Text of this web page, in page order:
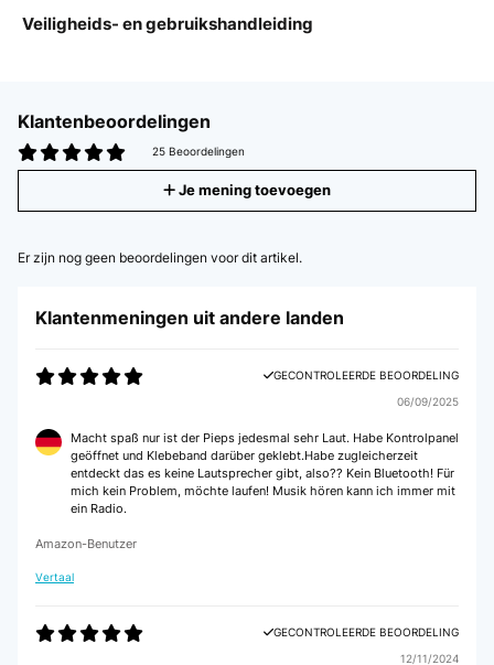
Veiligheids- en gebruikshandleiding
Klantenbeoordelingen
25 Beoordelingen
Je mening toevoegen
Er zijn nog geen beoordelingen voor dit artikel.
Klantenmeningen uit andere landen
GECONTROLEERDE BEOORDELING
06/09/2025
Macht spaß nur ist der Pieps jedesmal sehr Laut. Habe Kontrolpanel
geöffnet und Klebeband darüber geklebt.Habe zugleicherzeit
entdeckt das es keine Lautsprecher gibt, also?? Kein Bluetooth! Für
mich kein Problem, möchte laufen! Musik hören kann ich immer mit
ein Radio.
Amazon-Benutzer
Vertaal
GECONTROLEERDE BEOORDELING
12/11/2024